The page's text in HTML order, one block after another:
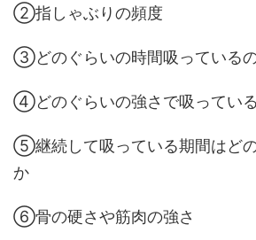
②指しゃぶりの頻度
③どのぐらいの時間吸っている
④どのぐらいの強さで吸ってい
⑤継続して吸っている期間はど
か
⑥骨の硬さや筋肉の強さ